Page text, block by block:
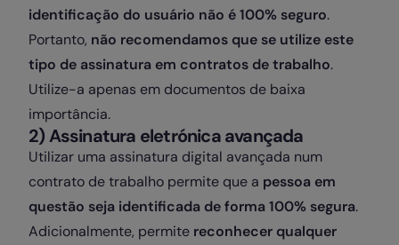
identificação do usuário não é 100% seguro.
Portanto, não recomendamos que se utilize este
tipo de assinatura em contratos de trabalho.
Utilize-a apenas em documentos de baixa
importância.
2) Assinatura eletrónica avançada
Utilizar uma assinatura digital avançada num
contrato de trabalho permite que a pessoa em
questão seja identificada de forma 100% segura.
Adicionalmente, permite reconhecer qualquer